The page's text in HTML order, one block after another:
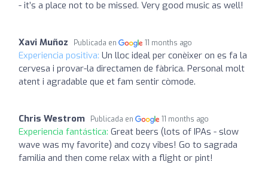
- it’s a place not to be missed. Very good music as well!
Xavi Muñoz Publicada en 11 months ago
Experiencia positiva: Un lloc ideal per conèixer on es fa la
cervesa i provar-la directamen de fàbrica. Personal molt
atent i agradable que et fam sentir còmode.
Chris Westrom Publicada en 11 months ago
Experiencia fantástica: Great beers (lots of IPAs - slow
wave was my favorite) and cozy vibes! Go to sagrada
familia and then come relax with a flight or pint!